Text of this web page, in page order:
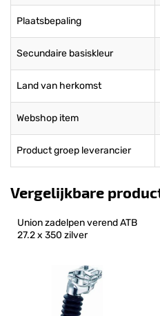
Plaatsbepaling
Secundaire basiskleur
Land van herkomst
Webshop item
Product groep leverancier
Vergelijkbare
Union zadelpen verend ATB
27.2 x 350 zilver